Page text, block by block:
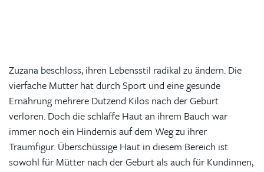
Zuzana beschloss, ihren Lebensstil radikal zu ändern. Die
vierfache Mutter hat durch Sport und eine gesunde
Ernährung mehrere Dutzend Kilos nach der Geburt
verloren. Doch die schlaffe Haut an ihrem Bauch war
immer noch ein Hindernis auf dem Weg zu ihrer
Traumfigur. Überschüssige Haut in diesem Bereich ist
sowohl für Mütter nach der Geburt als auch für Kundinnen,